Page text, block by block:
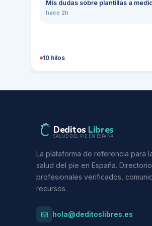
Mis dudas sobre plantillas a
hace 2h
10 hilos
Deditos Libres
SALUD DEL PIE EN ESPAÑA
La plataforma de referencia para
salud del pie en España.
profesionales verificados,
recursos.
hola@deditoslibres.es